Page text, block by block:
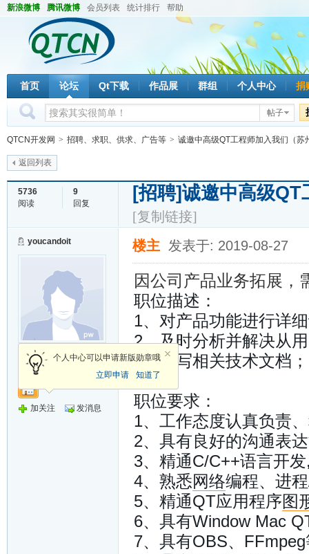
新浪微博 腾讯微博 会员列表 统计排行 帮助
首页 论坛 Qt下载 作品展 群组 个人中心 捐
帖子
QTCN开发网 > 招聘、求职、供求、广告等 > 诚邀中高级QT工程师加入我们（苏
返回列表
5736
阅读
9
回复
[招聘]诚邀中高级QT
[复制链接]
youcandoit
新手上路
个人中心可以申请新版勋章哦
立即申请
知道了
加关注 发消息
楼主 发表于: 2019-08-27
因公司产品业务拓展，
职位描述：
1、对产品功能进行详
2、及时分析并解决从
3、撰写相关技术文档；
职位要求：
1、工作态度认真负责
2、具有良好的沟通表
3、精通C/C++语言开
4、熟悉网络编程、进
5、精通QT应用程序图
6、具有Window Mac
7、具有OBS、